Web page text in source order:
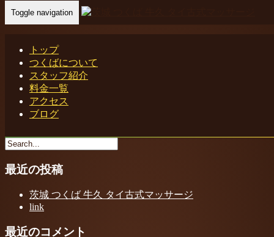
Toggle navigation
トップ
つくばについて
スタッフ紹介
料金一覧
アクセス
ブログ
Home- お得な…
お得な割引キャンペーン つくば タイ古式マッサージ｜茨城
牛久
最近の投稿
茨城 つくば 牛久 タイ古式マッサージ
link
最近のコメント